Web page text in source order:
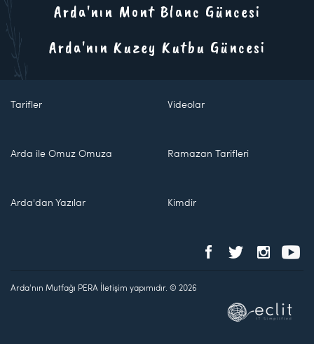
Arda'nın Mont Blanc Güncesi
Arda'nın Kuzey Kutbu Güncesi
Tarifler Videolar
Arda ile Omuz Omuza Ramazan Tarifleri
Arda'dan Yazılar Kimdir
Arda'nın Mutfağı PERA İletişim yapımıdır. © 2026